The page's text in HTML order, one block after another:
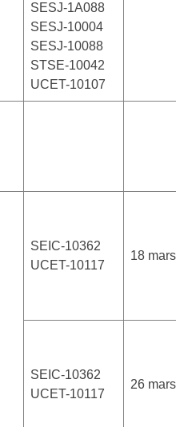
SESJ-1A088
SESJ-10004
SESJ-10088
STSE-10042
UCET-10107
SEIC-10362
UCET-10117
18 mars
SEIC-10362
UCET-10117
26 mars